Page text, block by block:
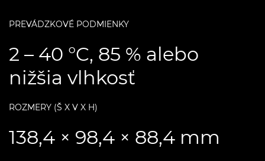
PREVÁDZKOVÉ PODMIENKY
2 – 40 °C, 85 % alebo
nižšia vlhkosť
ROZMERY (Š X V X H)
138,4 × 98,4 × 88,4 mm